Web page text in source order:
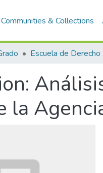
Communities & Collections
Escuela de Derecho
la